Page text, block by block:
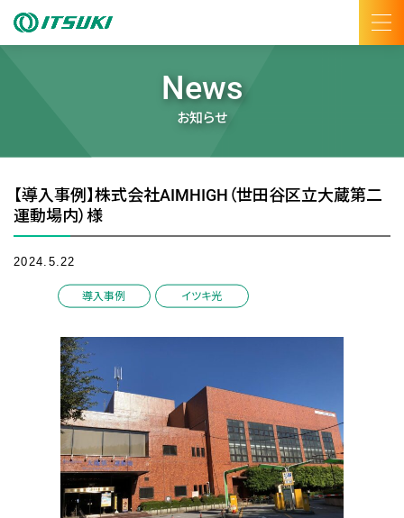
News
お知らせ
【導入事例】株式会社AIMHIGH（世田谷区立大蔵第二
運動場内）様
2024.5.22
導入事例 / イツキ光